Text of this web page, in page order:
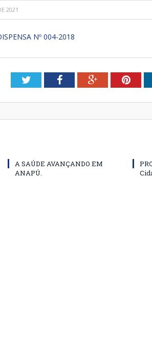
2021
Nº 004-2018
TwitterFacebookGoogle+
A SAÚDE AVANÇANDO EM
ANAPÚ.